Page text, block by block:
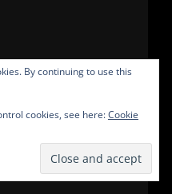
By continuing to use this
cookies, see here:Cookie